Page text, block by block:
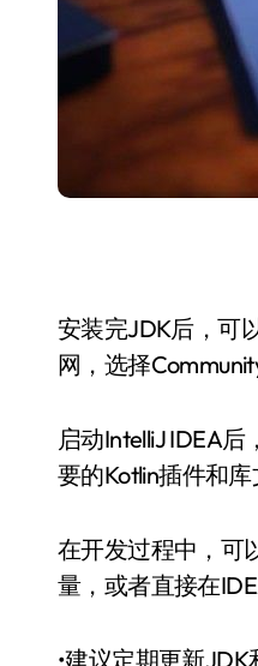
安装完JDK后，可
网，选择
启动IntelliJ IDEA
要的Kotlin插件和库
在开发过程中，可
量，或者直接在
•建议定期更新